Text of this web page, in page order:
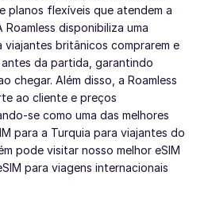
planos flexíveis que atendem a
disponibiliza uma
britânicos comprarem e
da partida, garantindo
chegar. Além disso, a Roamless
ao cliente e preços
se como uma das melhores
para a Turquia para viajantes do
pode visitar nosso melhor eSIM
para viagens internacionais